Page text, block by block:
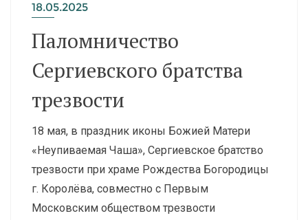
18.05.2025
Паломничество
Сергиевского братства
трезвости
18 мая, в праздник иконы Божией Матери
«Неупиваемая Чаша», Сергиевское братство
трезвости при храме Рождества Богородицы
г. Королёва, совместно с Первым
Московским обществом трезвости